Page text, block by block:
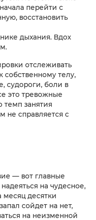
перейти с
восстановить
дыхания. Вдох
отслеживать
собственному телу,
судороги, боли в
это тревожные
темп занятия
не справляется с
— вот главные
на чудесное,
месяц десятки
сойдет на нет,
на неизменной